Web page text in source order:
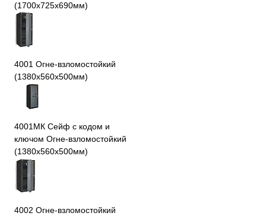
(1700х725х690мм)
4001 Огне-взломостойкий
(1380х560х500мм)
4001МК Сейф с кодом и
ключом Огне-взломостойкий
(1380х560х500мм)
4002 Огне-взломостойкий